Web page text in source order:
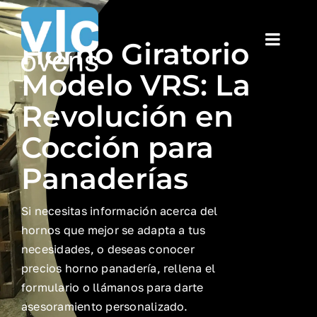
Saltar
al
contenido
Home
Historia
HORNO V-HT Y V-FR
HORNO BNG Y BP
HORNO HF
HORNO VRS
Horno Giratorio
Modelo VRS: La
Revolución en
Cocción para
Panaderías
Si necesitas información acerca del
hornos que mejor se adapta a tus
necesidades, o deseas conocer
precios horno panadería, rellena el
formulario o llámanos para darte
asesoramiento personalizado.